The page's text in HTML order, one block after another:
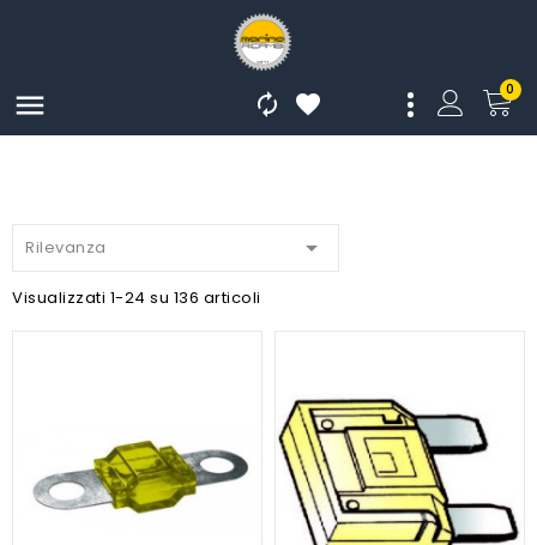
 0


Rilevanza 
Visualizzati 1-24 su 136 articoli